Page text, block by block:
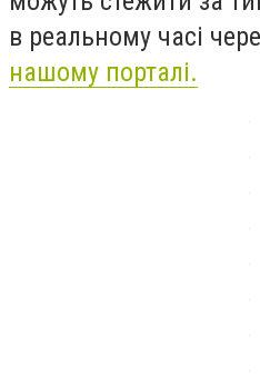
в реальному часі
нашому порталі.